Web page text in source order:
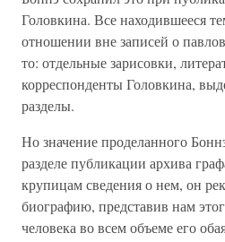
Головкина. Все находившееся
отношении вне записей о
то: отдельные зарисовки,
корреспонденты Головкина,
разделы.
Но значение проделанного
разделе публикации архива
крупицам сведения о нем, он
биографию, представив нам
человека во всем объеме его